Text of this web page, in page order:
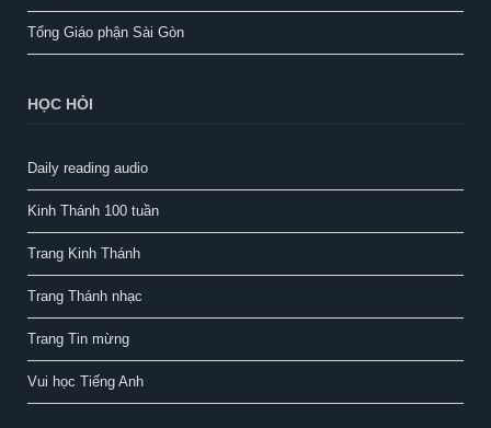
Tổng Giáo phận Sài Gòn
HỌC HỎI
Daily reading audio
Kinh Thánh 100 tuần
Trang Kinh Thánh
Trang Thánh nhạc
Trang Tin mừng
Vui học Tiếng Anh